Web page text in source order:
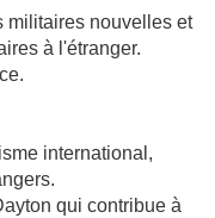
militaires nouvelles et
à l'étranger.
international,
qui contribue à